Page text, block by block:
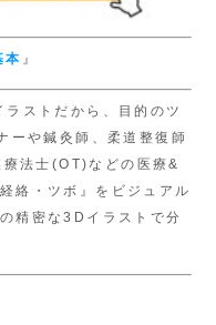
本 』
ストだから、目的のツ
ーや鍼灸師、柔道整復師
法士(OT)などの医療&
絡・ツボ』をビジュアル
精密な3Dイラストで分